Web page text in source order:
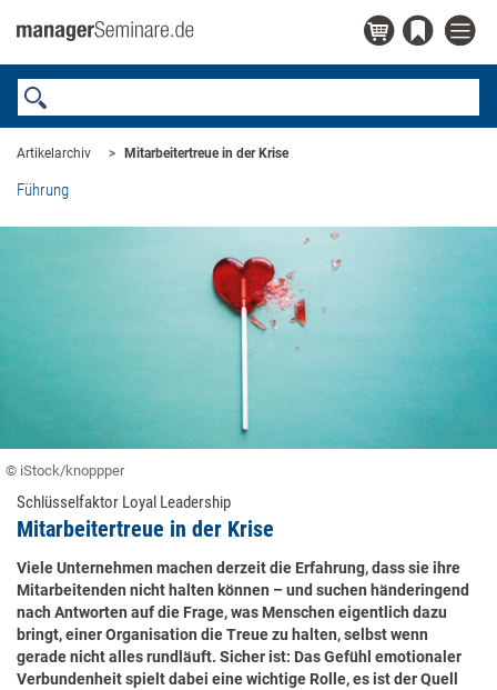
Artikelarchiv Mitarbeitertreue in der Krise
Führung
© iStock/knoppper
Schlüsselfaktor Loyal Leadership
Mitarbeitertreue in der Krise
Viele Unternehmen machen derzeit die Erfahrung, dass sie ihre
Mitarbeitenden nicht halten können – und suchen händeringend
nach Antworten auf die Frage, was Menschen eigentlich dazu
bringt, einer Organisation die Treue zu halten, selbst wenn
gerade nicht alles rundläuft. Sicher ist: Das Gefühl emotionaler
Verbundenheit spielt dabei eine wichtige Rolle, es ist der Quell